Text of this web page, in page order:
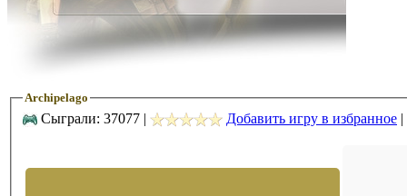
Archipelago
Сыграли: 37077 | Добавить игру в избранное |